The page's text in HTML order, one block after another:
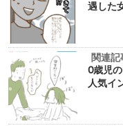
遇した
関連記
0歳児
人気イ